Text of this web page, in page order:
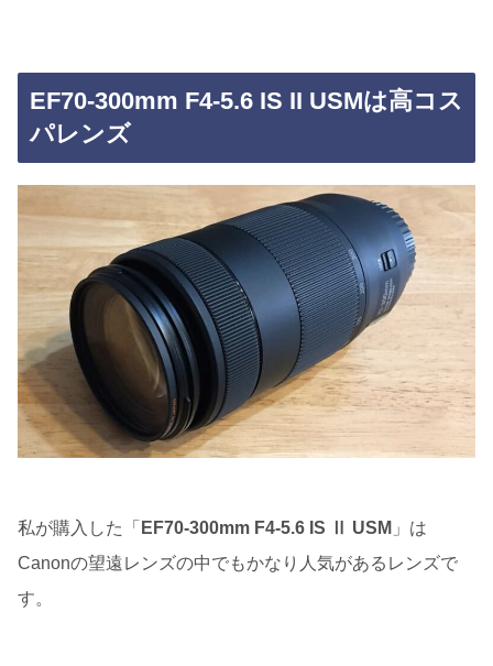
EF70-300mm F4-5.6 IS II USMは高コス
パレンズ
私が購入した「 EF70-300mm F4-5.6 IS Ⅱ USM 」は
Canonの望遠レンズの中でもかなり人気があるレンズで
す。